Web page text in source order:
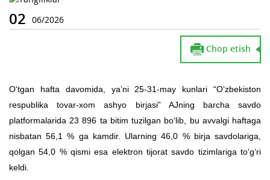
02 06/2026
Chop etish
O‘tgan hafta davomida, ya’ni 25-31-may kunlari “O‘zbekiston
respublika tovar-xom ashyo birjasi” AJning barcha savdo
platformalarida 23 896 ta bitim tuzilgan bo‘lib, bu avvalgi haftaga
nisbatan 56,1 % ga kamdir. Ularning 46,0 % birja savdolariga,
qolgan 54,0 % qismi esa elektron tijorat savdo tizimlariga to‘g‘ri
keldi.